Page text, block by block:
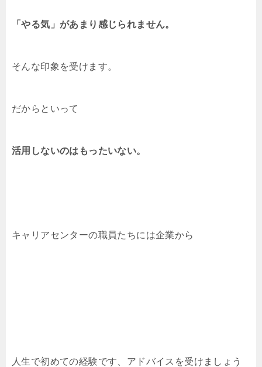
「やる気」があまり感じられません。
そんな印象を受けます。
だからといって
活用しないのはもったいない。
キャリアセンターの職員たちには企業から
人生で初めての経験です、アドバイスを受けましょう